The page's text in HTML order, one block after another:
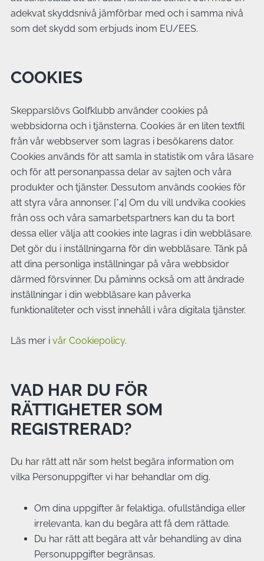
adekvat skyddsnivå jämförbar med och i samma nivå
som det skydd som erbjuds inom EU/EES.
COOKIES
Skepparslövs Golfklubb använder cookies på
webbsidorna och i tjänsterna. Cookies är en liten textfil
från vår webbserver som lagras i besökarens dator.
Cookies används för att samla in statistik om våra läsare
och för att personanpassa delar av sajten och våra
produkter och tjänster. Dessutom används cookies för
att styra våra annonser. [*4] Om du vill undvika cookies
från oss och våra samarbetspartners kan du ta bort
dessa eller välja att cookies inte lagras i din webbläsare.
Det gör du i inställningarna för din webbläsare. Tänk på
att dina personliga inställningar på våra webbsidor
därmed försvinner. Du påminns också om att ändrade
inställningar i din webbläsare kan påverka
funktionaliteter och visst innehåll i våra digitala tjänster.
Läs mer i vår Cookiepolicy.
VAD HAR DU FÖR
RÄTTIGHETER SOM
REGISTRERAD?
Du har rätt att när som helst begära information om
vilka Personuppgifter vi har behandlar om dig.
Om dina uppgifter är felaktiga, ofullständiga eller
irrelevanta, kan du begära att få dem rättade.
Du har rätt att begära att vår behandling av dina
Personuppgifter begränsas.